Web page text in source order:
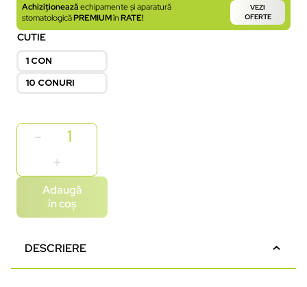
Achiziționeazăechipamente și aparatură
stomatologicăPREMIUMînRATE!
VEZI
OFERTE
CUTIE
1 CON
10 CONURI
Adaugă
în coș
DESCRIERE